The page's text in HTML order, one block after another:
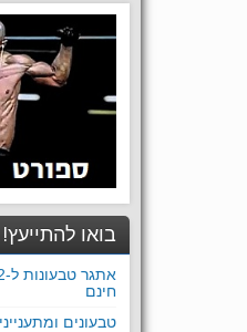
בואו להתייעץ!
חינם
טבעונים